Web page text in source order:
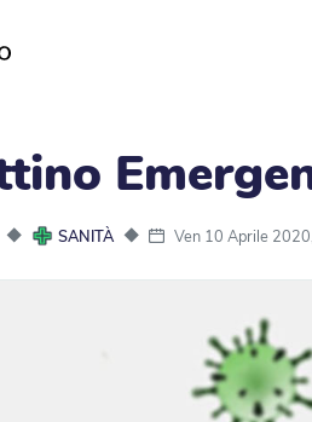
◆ SANITÀ ◆ Ven 10 Aprile